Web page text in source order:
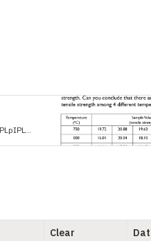
https://www.youtube.com/watch?v=4Nvv8IBwqxE&list=PLpIPLT0Pf7IqS4as3nefPyGv94r2aY6IT&pp=iAQB
Clear